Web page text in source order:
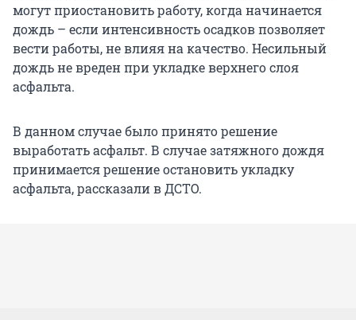
могут приостановить работу, когда начинается
дождь – если интенсивность осадков позволяет
вести работы, не влияя на качество. Несильный
дождь не вреден при укладке верхнего слоя
асфальта.
В данном случае было принято решение
выработать асфальт. В случае затяжного дождя
принимается решение остановить укладку
асфальта, рассказали в ДСТО.